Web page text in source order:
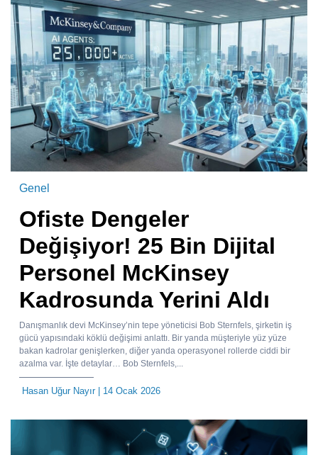
Genel
Ofiste Dengeler
Değişiyor! 25 Bin Dijital
Personel McKinsey
Kadrosunda Yerini Aldı
Danışmanlık devi McKinsey’nin tepe yöneticisi Bob Sternfels, şirketin iş
gücü yapısındaki köklü değişimi anlattı. Bir yanda müşteriyle yüz yüze
bakan kadrolar genişlerken, diğer yanda operasyonel rollerde ciddi bir
azalma var. İşte detaylar… Bob Sternfels,...
Hasan Uğur Nayır| 14 Ocak 2026